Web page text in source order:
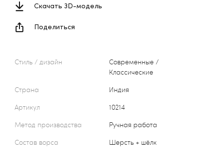
Стиль / дизайн
Современные /
Классические
Страна
Индия
Артикул
10214
Метод производства
Ручная работа
Состав ворса
Шерсть + шёлк
Скачать 3D-модель
Поделиться